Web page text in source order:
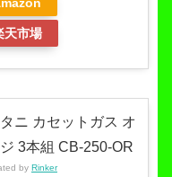
天市場
ニ カセットガス オ
3本組 CB-250-OR
by Rinker